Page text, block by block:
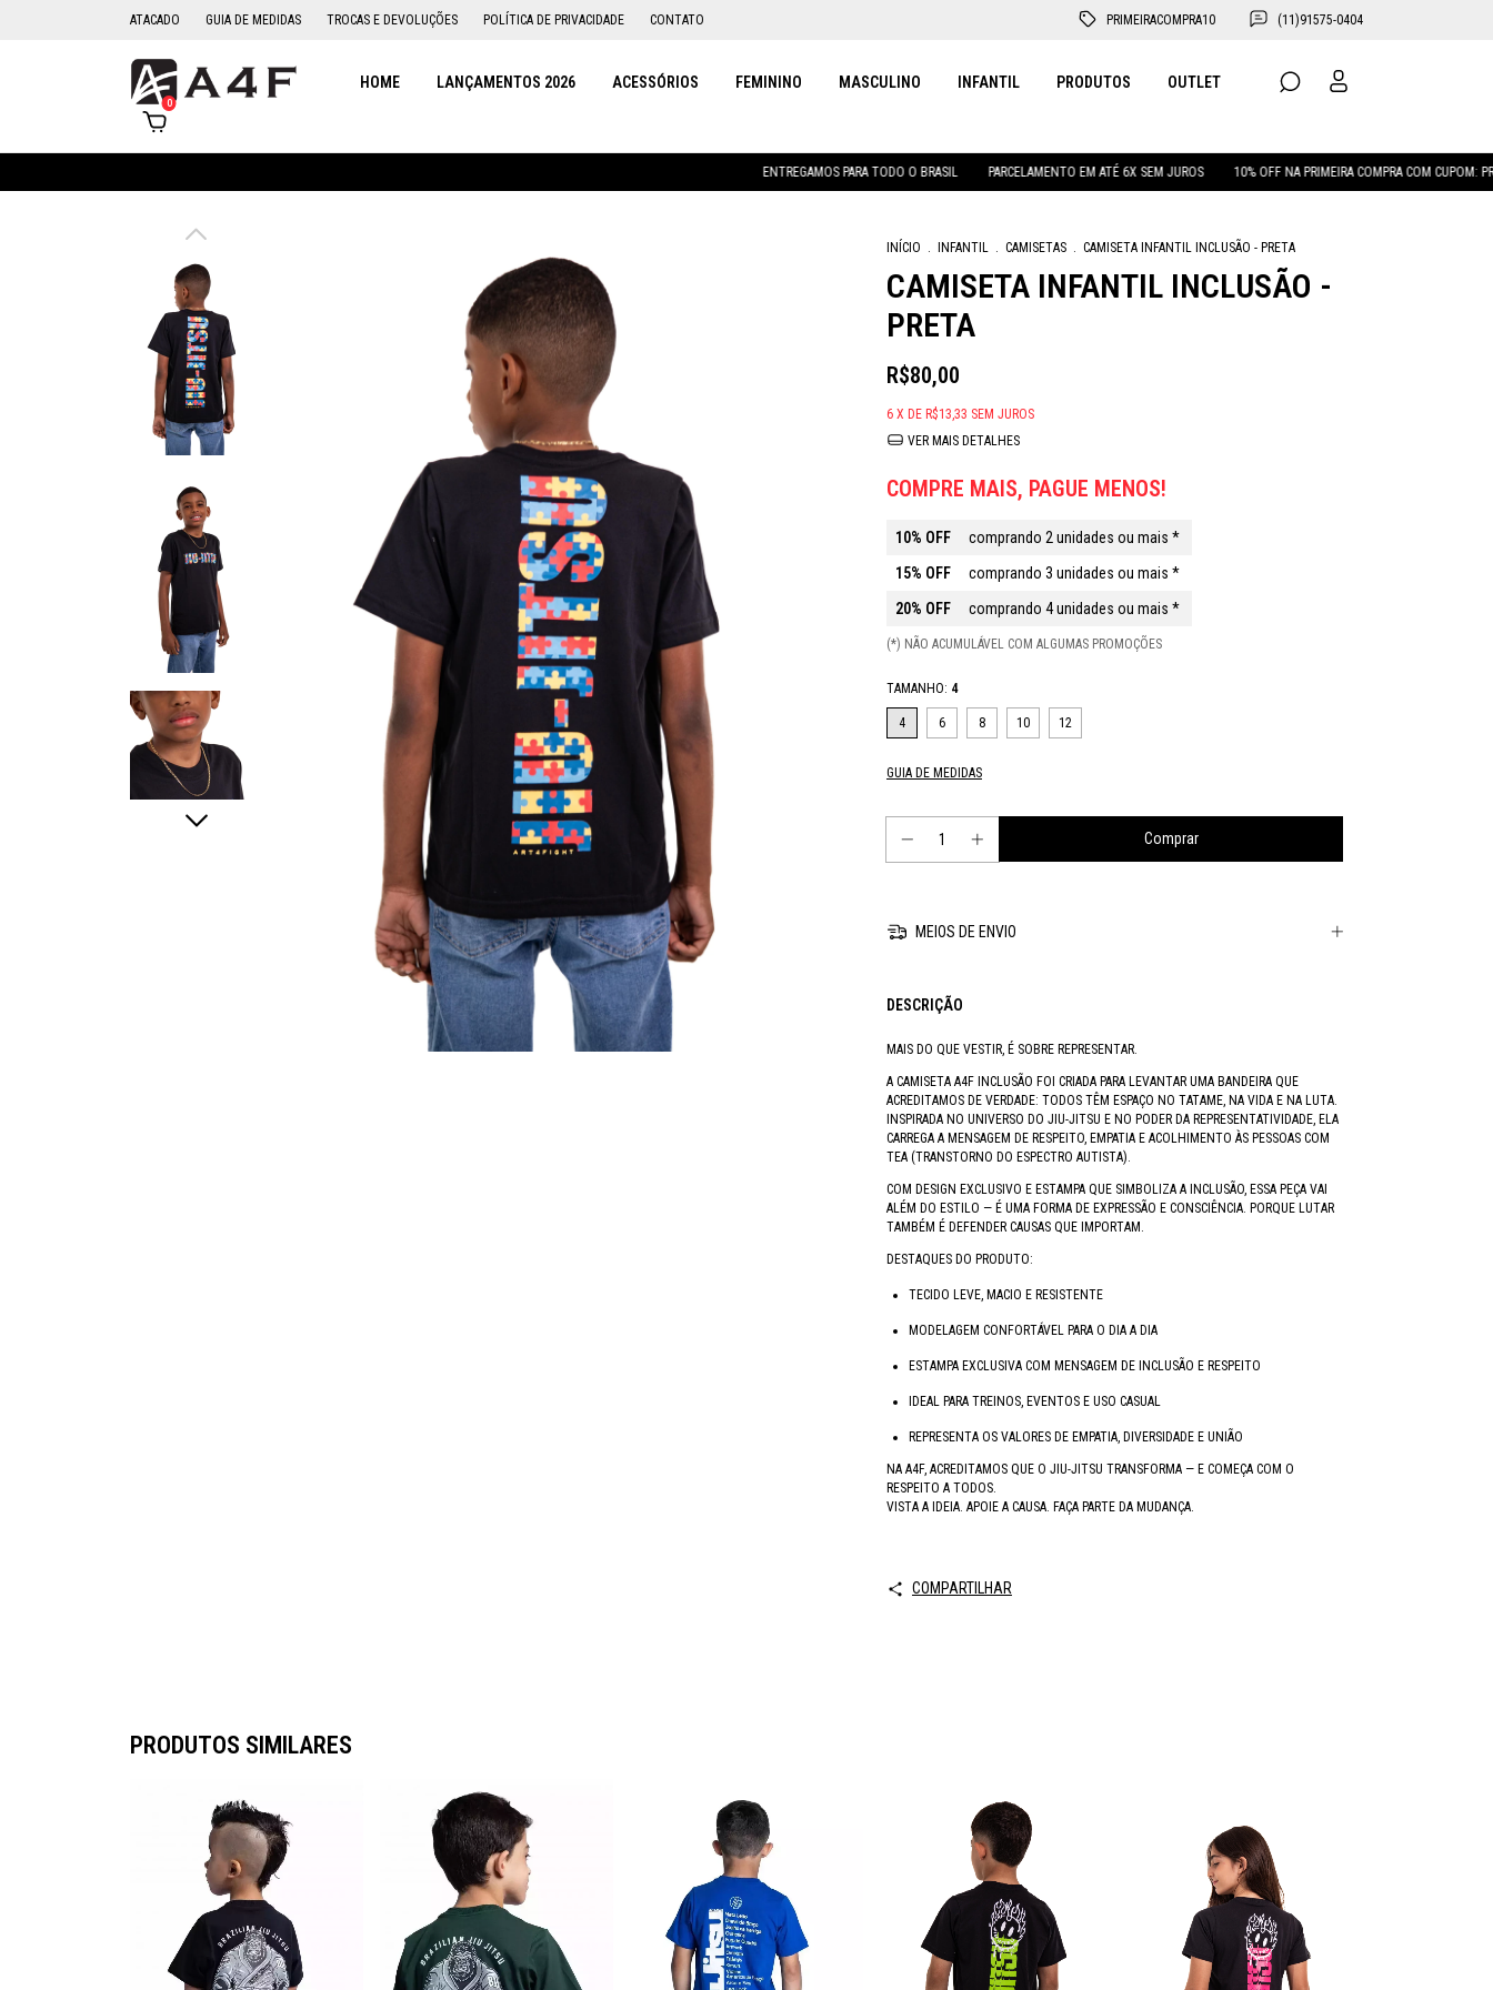
ATACADO GUIA DE MEDIDAS TROCAS E DEVOLUÇÕES POLÍTICA DE PRIVACIDADE CONTATO PRIMEIRACOMPRA10 (11)91575-0404
HOME LANÇAMENTOS 2026 ACESSÓRIOS FEMININO MASCULINO INFANTIL PRODUTOS OUTLET
0
ENTREGAMOS PARA TODO O BRASIL PARCELAMENTO EM ATÉ 6X SEM JUROS 10% OFF NA PRIMEIRA COMPRA COM CUPOM:
INÍCIO INFANTIL CAMISETAS CAMISETA INFANTIL INCLUSÃO - PRETA
CAMISETA INFANTIL INCLUSÃO -
PRETA
R$80,00
6 X DE R$13,33 SEM JUROS
VER MAIS DETALHES
COMPRE MAIS, PAGUE MENOS!
10% OFF
comprando 2 unidades ou mais *
15% OFF
comprando 3 unidades ou mais *
20% OFF
comprando 4 unidades ou mais *
(*) NÃO ACUMULÁVEL COM ALGUMAS PROMOÇÕES
TAMANHO: 4
4 6 8 10 12
GUIA DE MEDIDAS
MEIOS DE ENVIO
DESCRIÇÃO
MAIS DO QUE VESTIR, É SOBRE REPRESENTAR.
A CAMISETA A4F INCLUSÃO FOI CRIADA PARA LEVANTAR UMA BANDEIRA QUE
ACREDITAMOS DE VERDADE: TODOS TÊM ESPAÇO NO TATAME, NA VIDA E NA LUTA.
INSPIRADA NO UNIVERSO DO JIU-JITSU E NO PODER DA REPRESENTATIVIDADE, ELA
CARREGA A MENSAGEM DE RESPEITO, EMPATIA E ACOLHIMENTO ÀS PESSOAS COM
TEA (TRANSTORNO DO ESPECTRO AUTISTA).
COM DESIGN EXCLUSIVO E ESTAMPA QUE SIMBOLIZA A INCLUSÃO, ESSA PEÇA VAI
ALÉM DO ESTILO — É UMA FORMA DE EXPRESSÃO E CONSCIÊNCIA. PORQUE LUTAR
TAMBÉM É DEFENDER CAUSAS QUE IMPORTAM.
DESTAQUES DO PRODUTO:
TECIDO LEVE, MACIO E RESISTENTE
MODELAGEM CONFORTÁVEL PARA O DIA A DIA
ESTAMPA EXCLUSIVA COM MENSAGEM DE INCLUSÃO E RESPEITO
IDEAL PARA TREINOS, EVENTOS E USO CASUAL
REPRESENTA OS VALORES DE EMPATIA, DIVERSIDADE E UNIÃO
NA A4F, ACREDITAMOS QUE O JIU-JITSU TRANSFORMA — E COMEÇA COM O
RESPEITO A TODOS.
VISTA A IDEIA. APOIE A CAUSA. FAÇA PARTE DA MUDANÇA.
COMPARTILHAR
PRODUTOS SIMILARES